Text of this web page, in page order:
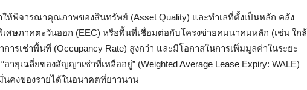
ห้พิจารณาคุณภาพของสินทรัพย์ (Asset Quality) และทำเลที่ตั้งเป็นหลัก คลัง
เศษภาคตะวันออก (EEC) หรือพื้นที่เชื่อมต่อกับโครงข่ายคมนาคมหลัก (เช่น ใกล้
ารเช่าพื้นที่ (Occupancy Rate) สูงกว่า และมีโอกาสในการเพิ่มมูลค่าในระยะ
ายุเฉลี่ยของสัญญาเช่าที่เหลืออยู่” (Weighted Average Lease Expiry: WALE)
นคงของรายได้ในอนาคตที่ยาวนาน